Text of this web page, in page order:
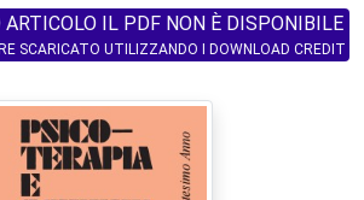
ARTICOLO IL PDF NON È DISPONIBILE
SCARICATO UTILIZZANDO I DOWNLOAD CREDIT